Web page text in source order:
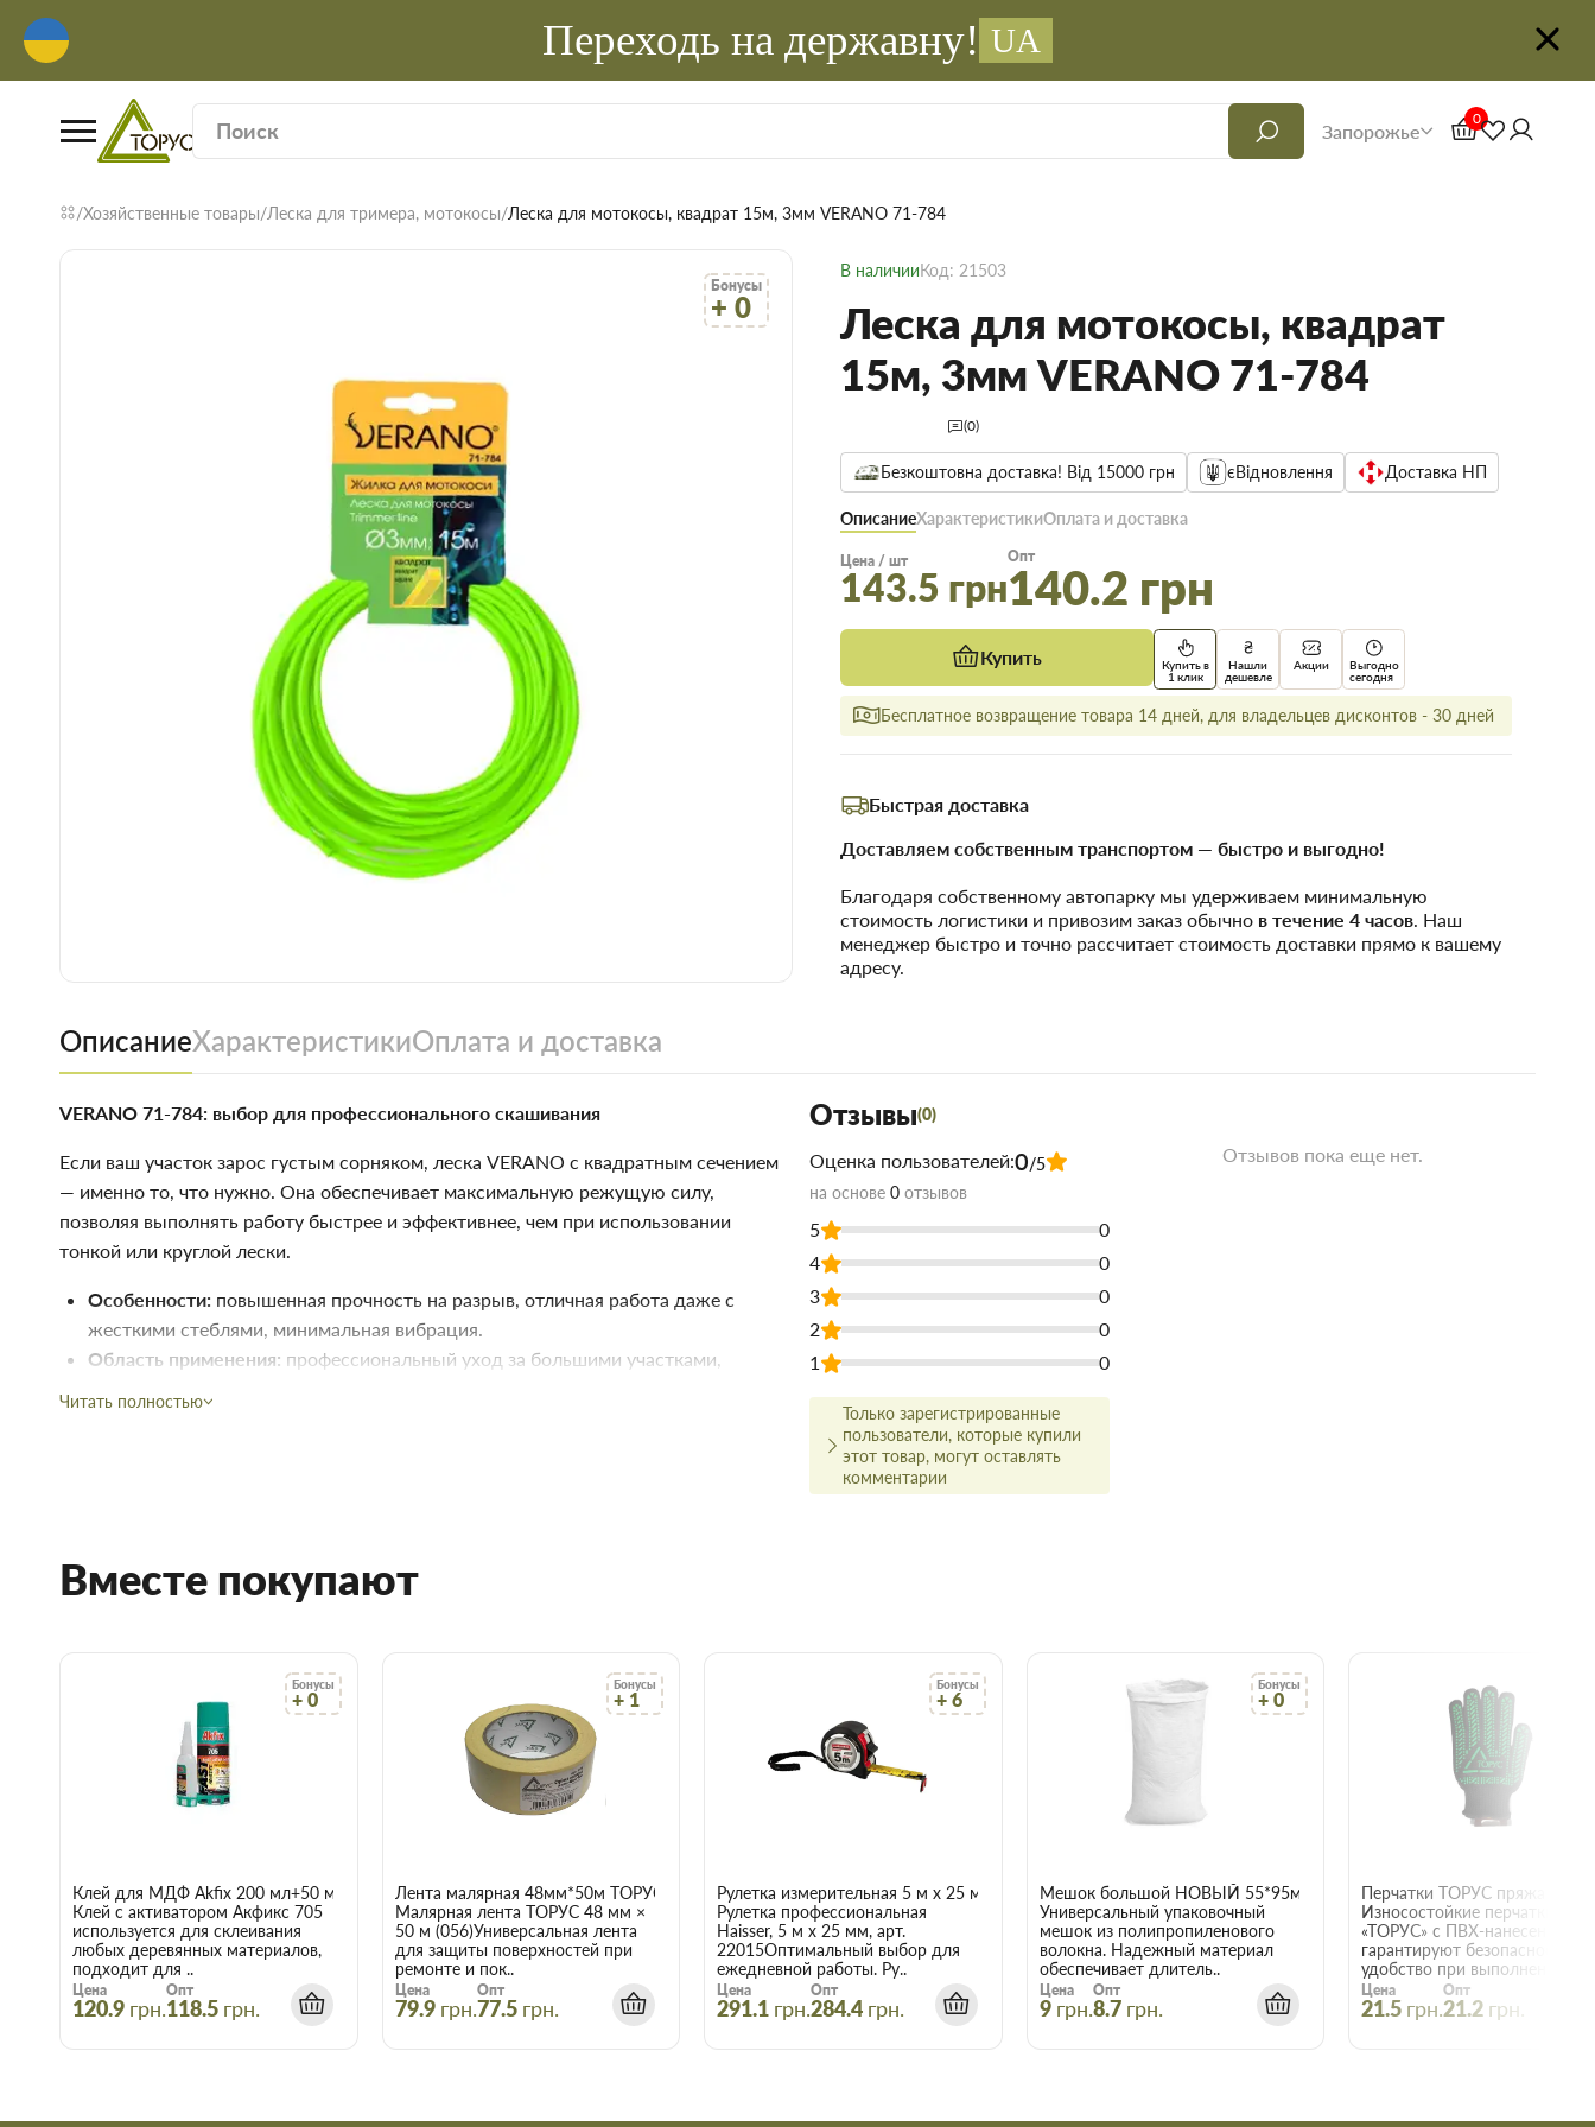
Переходь на державну! UA
Запорожье
0
Хозяйственные товары Леска для тримера, мотокосы Леска для мотокосы, квадрат 15м, 3мм VERANO 71-784
Бонусы
+ 0
В наличииКод: 21503
Леска для мотокосы, квадрат
15м, 3мм VERANO 71-784
(0)
Безкоштовна доставка! Від 15000 грн єВідновлення Доставка НП
ОписаниеХарактеристикиОплата и доставка
Цена / шт
143.5 грн
Опт
140.2 грн
Купить
Купить в
1 клик
Нашли
дешевле
Акции
Выгодно
сегодня
Бесплатное возвращение товара 14 дней, для владельцев дисконтов - 30 дней
Быстрая доставка
Доставляем собственным транспортом — быстро и выгодно!
Благодаря собственному автопарку мы удерживаем минимальную
стоимость логистики и привозим заказ обычно в течение 4 часов. Наш
менеджер быстро и точно рассчитает стоимость доставки прямо к вашему
адресу.
ОписаниеХарактеристикиОплата и доставка
VERANO 71-784: выбор для профессионального скашивания
Если ваш участок зарос густым сорняком, леска VERANO с квадратным сечением
— именно то, что нужно. Она обеспечивает максимальную режущую силу,
позволяя выполнять работу быстрее и эффективнее, чем при использовании
тонкой или круглой лески.
Особенности: повышенная прочность на разрыв, отличная работа даже с
жесткими стеблями, минимальная вибрация.
Область применения: профессиональный уход за большими участками,
Мы предлагаем купить товары действительно высокого качества, а для этого заключаем
позвонить и проконсультироваться со знающим, опытным менеджером.
Доставка строительных материалов и товаров происходит вовремя и точно по
указанному адресу.
Действует гибкая система скидок, надо лишь учитывать, что оптовая цена в нашем
интернет-магазине начинает действовать при покупке двух и более товаров.
Воспользуйтесь услугами интернет-магазина Торус! Это означает сберечь время, деньги и
нервы и получить с доставкой именно те товары и услуги, какие вам требуются.
Читать полностью
Отзывы(0)
Оценка пользователей:0/5
на основе 0 отзывов
5
0
4
0
3
0
2
0
1
0
Только зарегистрированные
пользователи, которые купили
этот товар, могут оставлять
комментарии
Отзывов пока еще нет.
Вместе покупают
Бонусы
+ 0
Клей для МДФ Akfix 200 мл+50 мл
Клей с активатором Акфикс 705
используется для склеивания
любых деревянных материалов,
подходит для ..
Цена
120.9 грн.
Опт
118.5 грн.
Бонусы
+ 1
Лента малярная 48мм*50м ТОРУС 056
Малярная лента ТОРУС 48 мм ×
50 м (056)Универсальная лента
для защиты поверхностей при
ремонте и пок..
Цена
79.9 грн.
Опт
77.5 грн.
Бонусы
+ 6
Рулетка измерительная 5 м x 25 мм Haisser 22015
Рулетка профессиональная
Haisser, 5 м x 25 мм, арт.
22015Оптимальный выбор для
ежедневной работы. Ру..
Цена
291.1 грн.
Опт
284.4 грн.
Бонусы
+ 0
Мешок большой НОВЫЙ 55*95мм
Универсальный упаковочный
мешок из полипропиленового
волокна. Надежный материал
обеспечивает длитель..
Цена
9 грн.
Опт
8.7 грн.
Износостойкие перчатки
«ТОРУС» с ПВХ-нанесением
гарантируют безопасность и
удобство при выполнении е..
Цена
21.5 грн.
Опт
21.2 грн.